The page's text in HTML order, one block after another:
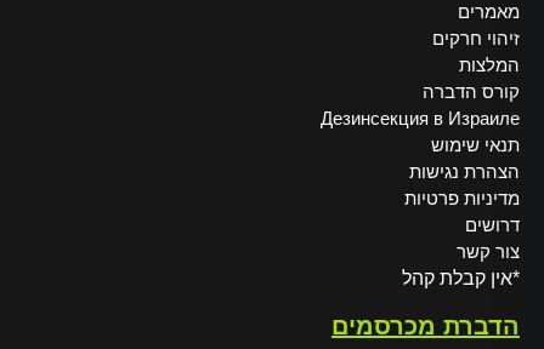
מאמרים
זיהוי חרקים
המלצות
קורס הדברה
Дезинсекция в Израиле
תנאי שימוש
הצהרת נגישות
מדיניות פרטיות
דרושים
צור קשר
*אין קבלת קהל
הדברת מכרסמים